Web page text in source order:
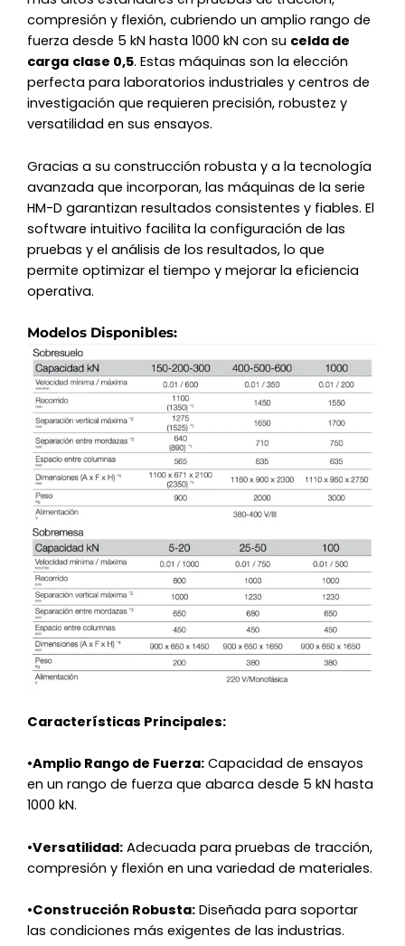
compresión y flexión, cubriendo un amplio rango de
fuerza desde 5 kN hasta 1000 kN con su celda de
carga clase 0,5. Estas máquinas son la elección
perfecta para laboratorios industriales y centros de
investigación que requieren precisión, robustez y
versatilidad en sus ensayos.
Gracias a su construcción robusta y a la tecnología
avanzada que incorporan, las máquinas de la serie
HM-D garantizan resultados consistentes y fiables. El
software intuitivo facilita la configuración de las
pruebas y el análisis de los resultados, lo que
permite optimizar el tiempo y mejorar la eficiencia
operativa.
Modelos Disponibles:
Características Principales:
•Amplio Rango de Fuerza: Capacidad de ensayos
en un rango de fuerza que abarca desde 5 kN hasta
1000 kN.
•Versatilidad: Adecuada para pruebas de tracción,
compresión y flexión en una variedad de materiales.
•Construcción Robusta: Diseñada para soportar
las condiciones más exigentes de las industrias.